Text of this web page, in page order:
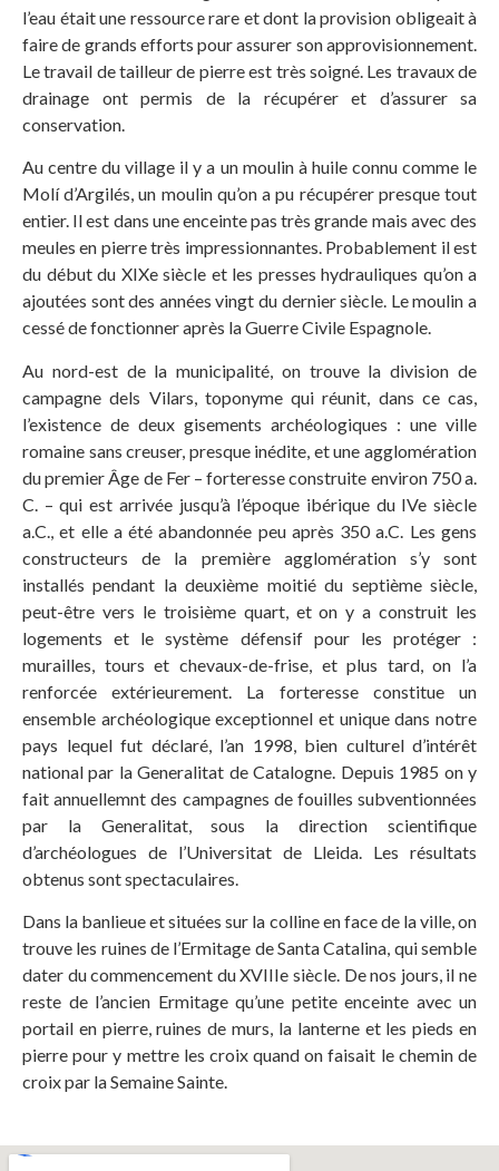
l’eau était une ressource rare et dont la provision obligeait à
faire de grands efforts pour assurer son approvisionnement.
Le travail de tailleur de pierre est très soigné. Les travaux de
drainage ont permis de la récupérer et d’assurer sa
conservation.
Au centre du village il y a un moulin à huile connu comme le
Molí d’Argilés, un moulin qu’on a pu récupérer presque tout
entier. Il est dans une enceinte pas très grande mais avec des
meules en pierre très impressionnantes. Probablement il est
du début du XIXe siècle et les presses hydrauliques qu’on a
ajoutées sont des années vingt du dernier siècle. Le moulin a
cessé de fonctionner après la Guerre Civile Espagnole.
Au nord-est de la municipalité, on trouve la division de
campagne dels Vilars, toponyme qui réunit, dans ce cas,
l’existence de deux gisements archéologiques : une ville
romaine sans creuser, presque inédite, et une agglomération
du premier Âge de Fer – forteresse construite environ 750 a.
C. – qui est arrivée jusqu’à l’époque ibérique du IVe siècle
a.C., et elle a été abandonnée peu après 350 a.C. Les gens
constructeurs de la première agglomération s’y sont
installés pendant la deuxième moitié du septième siècle,
peut-être vers le troisième quart, et on y a construit les
logements et le système défensif pour les protéger :
murailles, tours et chevaux-de-frise, et plus tard, on l’a
renforcée extérieurement. La forteresse constitue un
ensemble archéologique exceptionnel et unique dans notre
pays lequel fut déclaré, l’an 1998, bien culturel d’intérêt
national par la Generalitat de Catalogne. Depuis 1985 on y
fait annuellemnt des campagnes de fouilles subventionnées
par la Generalitat, sous la direction scientifique
d’archéologues de l’Universitat de Lleida. Les résultats
obtenus sont spectaculaires.
Dans la banlieue et situées sur la colline en face de la ville, on
trouve les ruines de l’Ermitage de Santa Catalina, qui semble
dater du commencement du XVIIIe siècle. De nos jours, il ne
reste de l’ancien Ermitage qu’une petite enceinte avec un
portail en pierre, ruines de murs, la lanterne et les pieds en
pierre pour y mettre les croix quand on faisait le chemin de
croix par la Semaine Sainte.